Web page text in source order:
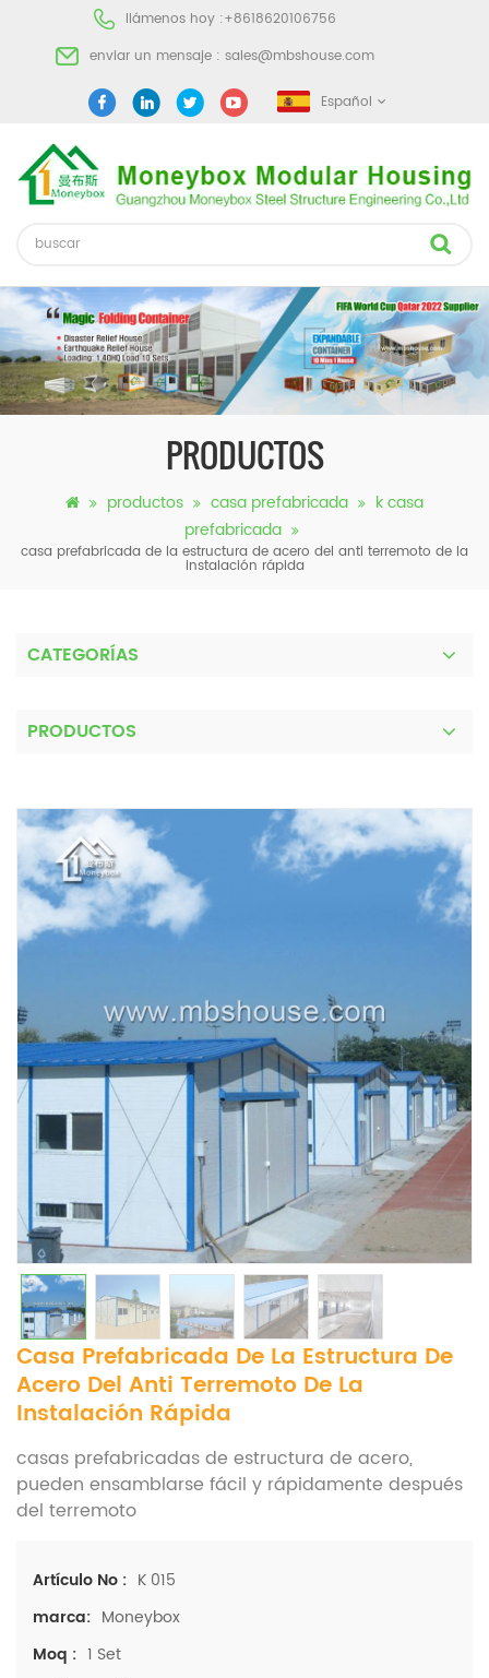
llámenos hoy :+8618620106756
enviar un mensaje : sales@mbshouse.com
Español
PRODUCTOS
productos casa prefabricada
k casa
prefabricada
casa prefabricada de la estructura de acero del anti terremoto de la
instalación rápida
CATEGORÍAS
PRODUCTOS
Casa Prefabricada De La Estructura De
Acero Del Anti Terremoto De La
Instalación Rápida
casas prefabricadas de estructura de acero,
pueden ensamblarse fácil y rápidamente después
del terremoto
Artículo No : K 015
marca: Moneybox
Moq : 1 Set